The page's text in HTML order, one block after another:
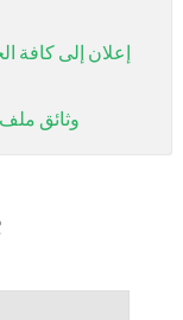
إعلان إلى كافة
وثائق ملف